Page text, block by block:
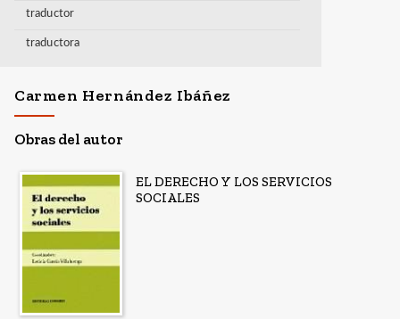
traductor
traductora
Carmen Hernández Ibáñez
Obras del autor
EL DERECHO Y LOS SERVICIOS
SOCIALES